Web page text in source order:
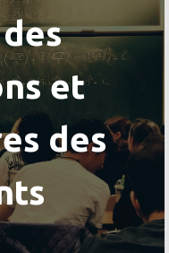
et
des